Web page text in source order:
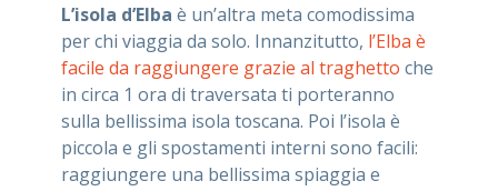
L’isola d’Elba è un’altra meta comodissima
per chi viaggia da solo. Innanzitutto, l’Elba è
facile da raggiungere grazie al traghetto che
in circa 1 ora di traversata ti porteranno
sulla bellissima isola toscana. Poi l’isola è
piccola e gli spostamenti interni sono facili:
raggiungere una bellissima spiaggia e